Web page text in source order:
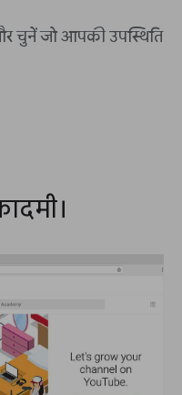
चुनें जो आपकी उपस्थिति